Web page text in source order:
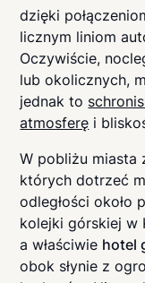
dzięki
licznym liniom
Oczywiście,
lub okolicznych,
jednak to
atmosferę i
W pobliżu miasta
których dotrzeć
odległości około
kolejki górskiej w
a właściwie hotel
obok słynie z